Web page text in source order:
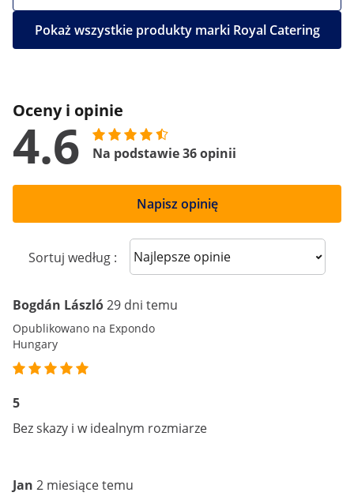
Pokaż wszystkie produkty marki Royal Catering
Oceny i opinie
4.6 Na podstawie 36 opinii
Napisz opinię
Sortuj według : Sort reviews
Bogdán László29 dni temu
Opublikowano na Expondo
Hungary
5
Bez skazy i w idealnym rozmiarze
Jan 2 miesiące temu